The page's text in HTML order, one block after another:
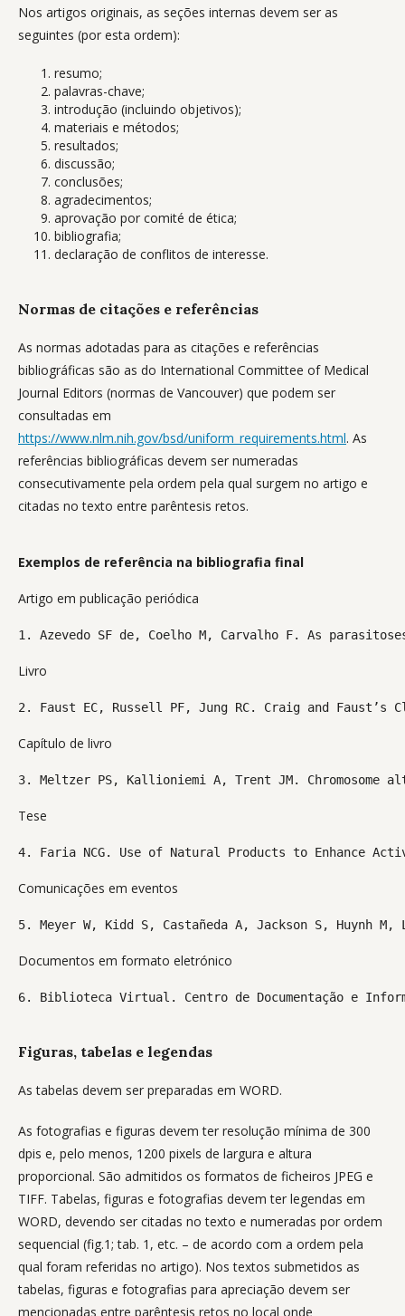
Nos artigos originais, as seções internas devem ser as
seguintes (por esta ordem):
resumo;
palavras-chave;
introdução (incluindo objetivos);
materiais e métodos;
resultados;
discussão;
conclusões;
agradecimentos;
aprovação por comité de ética;
bibliografia;
declaração de conflitos de interesse.
Normas de citações e referências
As normas adotadas para as citações e referências
bibliográficas são as do International Committee of Medical
Journal Editors (normas de Vancouver) que podem ser
consultadas em
https://www.nlm.nih.gov/bsd/uniform_requirements.html. As
referências bibliográficas devem ser numeradas
consecutivamente pela ordem pela qual surgem no artigo e
citadas no texto entre parêntesis retos.
Exemplos de referência na bibliografia final
Artigo em publicação periódica
1. Azevedo SF de, Coelho M, Carvalho F. As
Livro
2. Faust EC, Russell PF, Jung RC. Craig and
Capítulo de livro
3. Meltzer PS, Kallioniemi A, Trent JM. Chromosome
Tese
4. Faria NCG. Use of Natural Products to Enhance
Comunicações em eventos
5. Meyer W, Kidd S, Castañeda A, Jackson S, Huynh
Documentos em formato eletrónico
6. Biblioteca Virtual. Centro de Documentação e
Figuras, tabelas e legendas
As tabelas devem ser preparadas em WORD.
As fotografias e figuras devem ter resolução mínima de 300
dpis e, pelo menos, 1200 pixels de largura e altura
proporcional. São admitidos os formatos de ficheiros JPEG e
TIFF. Tabelas, figuras e fotografias devem ter legendas em
WORD, devendo ser citadas no texto e numeradas por ordem
sequencial (fig.1; tab. 1, etc. – de acordo com a ordem pela
qual foram referidas no artigo). Nos textos submetidos as
tabelas, figuras e fotografias para apreciação devem ser
mencionadas entre parêntesis retos no local onde